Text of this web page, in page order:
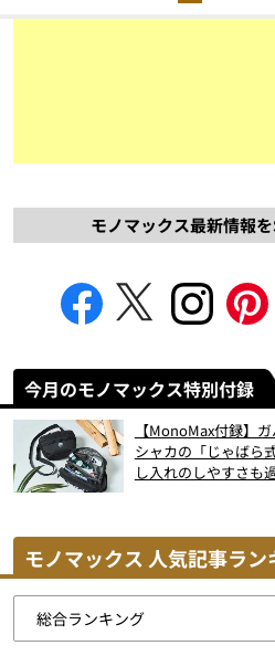
モノマックス最新情報
今月のモノマックス特別付録
【MonoMax付録】
シャカの「じゃばら
し入れのしやすさも
モノマックス 人気記事ラン